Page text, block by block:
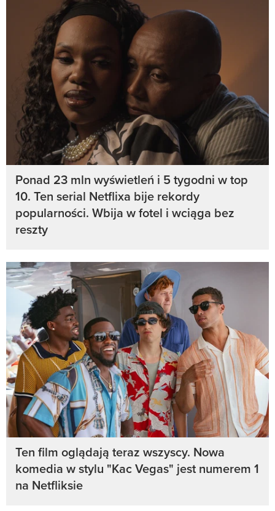
Ponad 23 mln wyświetleń i 5 tygodni w top
10. Ten serial Netflixa bije rekordy
popularności. Wbija w fotel i wciąga bez
reszty
Ten film oglądają teraz wszyscy. Nowa
komedia w stylu "Kac Vegas" jest numerem 1
na Netfliksie